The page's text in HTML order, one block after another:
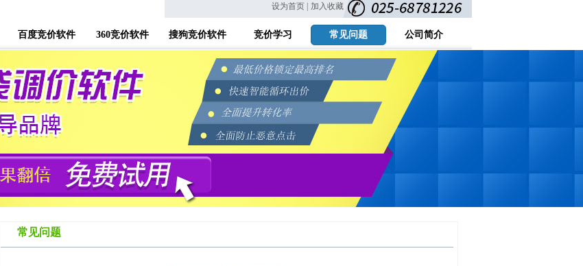
设为首页 | 加入收藏
百度竞价软件 360竞价软件 搜狗竞价软件 竞价学习 常见问题 公司简介
常见问题